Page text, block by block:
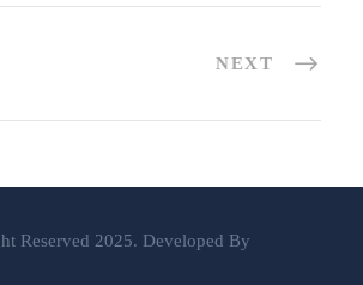
NEXT
Reserved 2025. Developed By